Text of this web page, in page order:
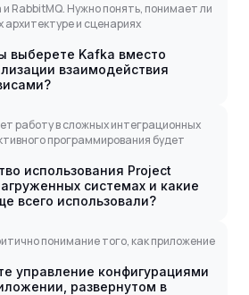
RabbitMQ. Нужно понять, понимает ли
архитектуре и сценариях
выберете Kafka вместо
взаимодействия
работу в сложных интеграционных
программирования будет
использования Project
системах и какие
всего использовали?
понимание того, как приложение
управление конфигурациями
развернутом в